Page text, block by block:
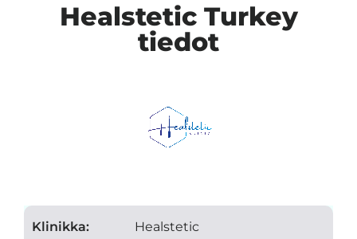
Healstetic Turkey
tiedot
Klinikka: Healstetic